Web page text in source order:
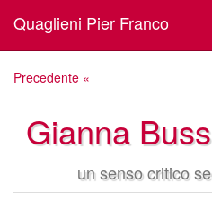
Quaglieni Pier Franco
Precedente «
Gianna
un senso critico